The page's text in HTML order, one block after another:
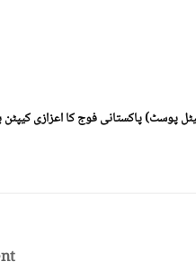
پوسٹ) پاکستانی فوج کا اعزازی